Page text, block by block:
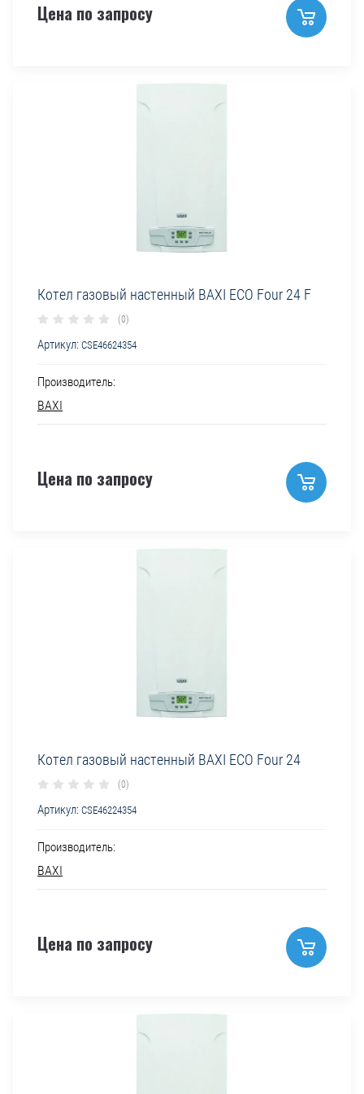
Цена по запросу
Котел газовый настенный BAXI ECO Four 24 F
(0)
Артикул: CSE46624354
Производитель:
BAXI
Цена по запросу
Котел газовый настенный BAXI ECO Four 24
(0)
Артикул: CSE46224354
Производитель:
BAXI
Цена по запросу